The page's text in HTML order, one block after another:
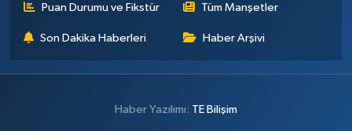
Puan Durumu ve Fikstür Tüm Manşetler
Son Dakika Haberleri Haber Arşivi
Haber Yazılımı: TE Bilişim